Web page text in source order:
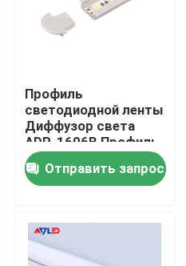
Профиль
светодиодной ленты
Диффузор света
ADP-1606B Профиль
из алюминия для
светодиодной ленты
Отправить запрос